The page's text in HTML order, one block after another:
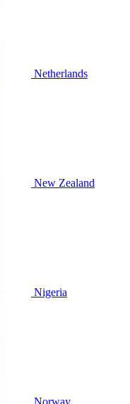
Netherlands
New Zealand
Nigeria
Norway